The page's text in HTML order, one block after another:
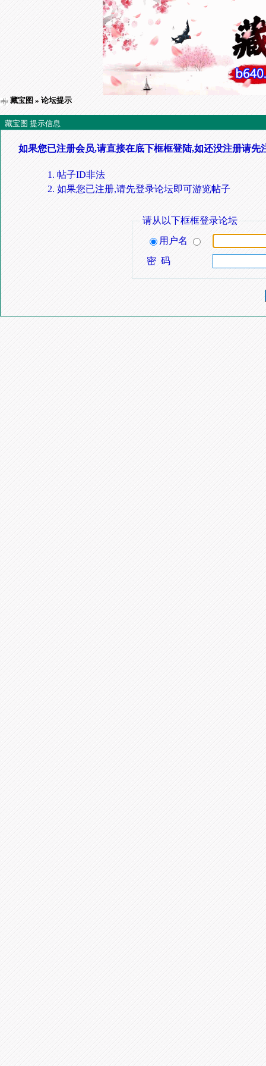
藏宝图 » 论坛提示
藏宝图 提示信息
如果您已注册会员,请直接在底下框框登陆,如还没注册请先
帖子ID非法
如果您已注册,请先登录论坛即可游览帖子
请从以下框框登录论坛
用户名
密 码